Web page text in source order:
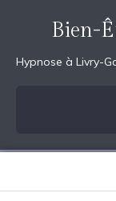
Bien-
Hypnose à Livry-